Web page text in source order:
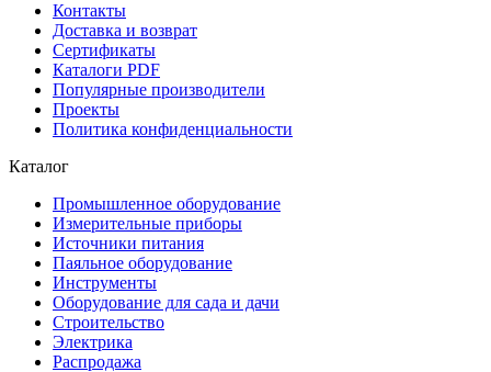
Контакты
Доставка и возврат
Сертификаты
Каталоги PDF
Популярные производители
Проекты
Политика конфиденциальности
Каталог
Промышленное оборудование
Измерительные приборы
Источники питания
Паяльное оборудование
Инструменты
Оборудование для сада и дачи
Строительство
Электрика
Распродажа